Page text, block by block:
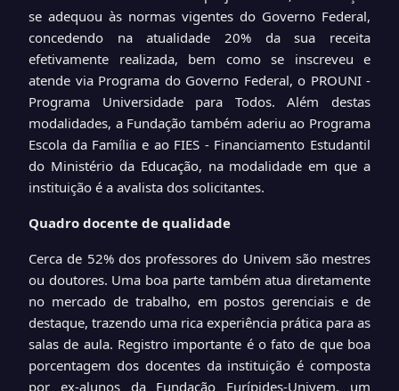
se adequou às normas vigentes do Governo Federal,
concedendo na atualidade 20% da sua receita
efetivamente realizada, bem como se inscreveu e
atende via Programa do Governo Federal, o PROUNI -
Programa Universidade para Todos. Além destas
modalidades, a Fundação também aderiu ao Programa
Escola da Família e ao FIES - Financiamento Estudantil
do Ministério da Educação, na modalidade em que a
instituição é a avalista dos solicitantes.
Quadro docente de qualidade
Cerca de 52% dos professores do Univem são mestres
ou doutores. Uma boa parte também atua diretamente
no mercado de trabalho, em postos gerenciais e de
destaque, trazendo uma rica experiência prática para as
salas de aula. Registro importante é o fato de que boa
porcentagem dos docentes da instituição é composta
por ex-alunos da Fundação Eurípides-Univem, um